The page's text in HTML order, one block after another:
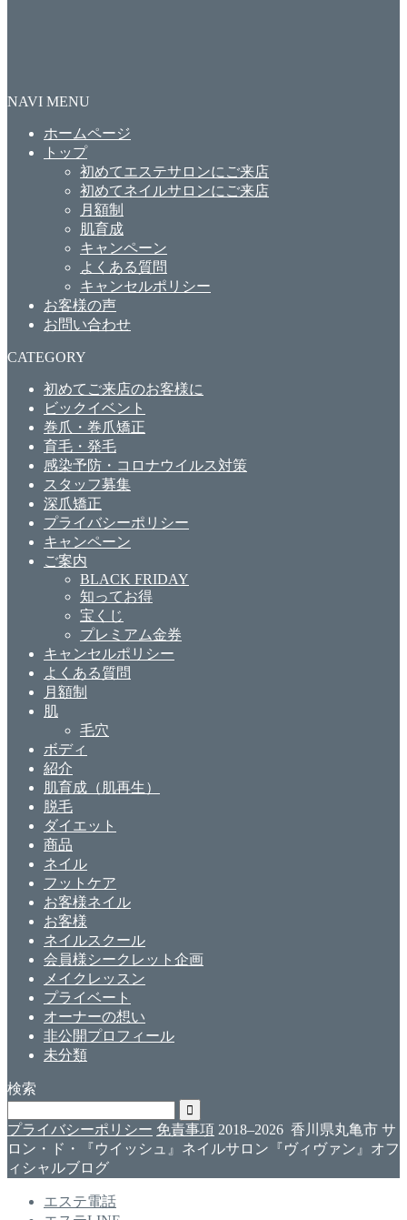
NAVI MENU
ホームページ
トップ
初めてエステサロンにご来店
初めてネイルサロンにご来店
月額制
肌育成
キャンペーン
よくある質問
キャンセルポリシー
お客様の声
お問い合わせ
CATEGORY
初めてご来店のお客様に
ビックイベント
巻爪・巻爪矯正
育毛・発毛
感染予防・コロナウイルス対策
スタッフ募集
深爪矯正
プライバシーポリシー
キャンペーン
ご案内
BLACK FRIDAY
知ってお得
宝くじ
プレミアム金券
キャンセルポリシー
よくある質問
月額制
肌
毛穴
ボディ
紹介
肌育成（肌再生）
脱毛
ダイエット
商品
ネイル
フットケア
お客様ネイル
お客様
ネイルスクール
会員様シークレット企画
メイクレッスン
プライベート
オーナーの想い
非公開プロフィール
未分類
検索
プライバシーポリシー 免責事項 2018–2026 香川県丸亀市 サ
ロン・ド・『ウイッシュ』ネイルサロン『ヴィヴァン』オフ
ィシャルブログ
エステ電話